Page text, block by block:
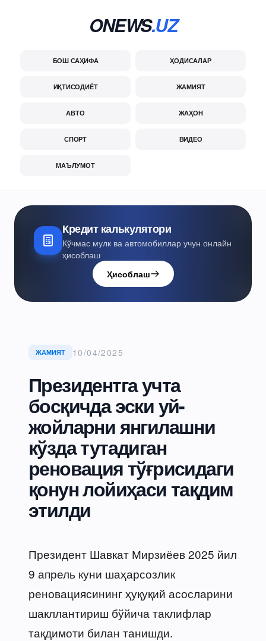
ONEWS.UZ
БОШ САҲИФА ҲОДИСАЛАР
ИҚТИСОДИЁТ ЖАМИЯТ
АВТО ЖАҲОН
СПОРТ ВИДЕО
МАЪЛУМОТ
Кредит калькулятори
Кўчмас мулк ва автомобиллар учун онлайн
ҳисоблаш
Ҳисоблаш
ЖАМИЯТ 10/04/2025
Президентга учта
босқичда эски уй-
жойларни янгилашни
кўзда тутадиган
реновация тўғрисидаги
қонун лойиҳаси тақдим
этилди
Президент Шавкат Мирзиёев 2025 йил
9 апрель куни шаҳарсозлик
реновациясининг ҳуқуқий асосларини
шакллантириш бўйича таклифлар
тақдимоти билан танишди.